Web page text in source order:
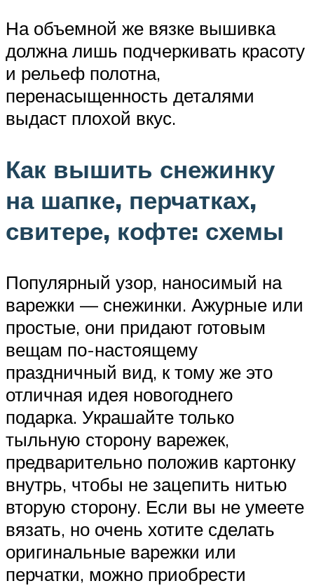
На объемной же вязке вышивка
должна лишь подчеркивать красоту
и рельеф полотна,
перенасыщенность деталями
выдаст плохой вкус.
Как вышить снежинку
на шапке, перчатках,
свитере, кофте: схемы
Популярный узор, наносимый на
варежки — снежинки. Ажурные или
простые, они придают готовым
вещам по-настоящему
праздничный вид, к тому же это
отличная идея новогоднего
подарка. Украшайте только
тыльную сторону варежек,
предварительно положив картонку
внутрь, чтобы не зацепить нитью
вторую сторону. Если вы не умеете
вязать, но очень хотите сделать
оригинальные варежки или
перчатки, можно приобрести